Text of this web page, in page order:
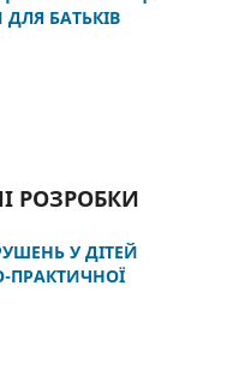
БАТЬКІВ
РОЗРОБКИ
У ДІТЕЙ
ПРАКТИЧНОЇ